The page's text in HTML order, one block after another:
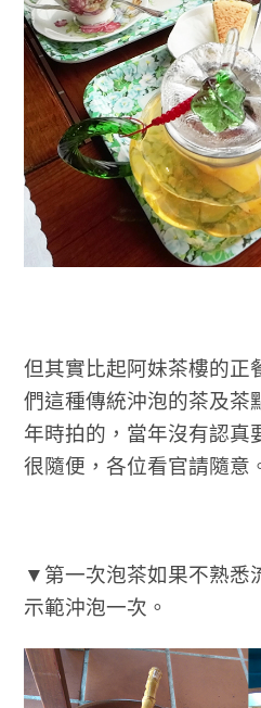
但其實比起阿妹茶樓的正
們這種傳統沖泡的茶及茶
年時拍的，當年沒有認真
很隨便，各位看官請隨意
▼第一次泡茶如果不熟悉
示範沖泡一次。